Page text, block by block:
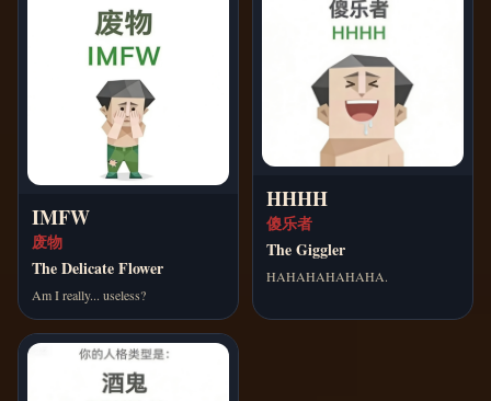
IMFW
废物
The Delicate Flower
Am I really... useless?
HHHH
傻乐者
The Giggler
HAHAHAHAHAHA.